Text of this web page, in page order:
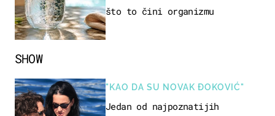
SHOW
"KAO DA SU NOVAK ĐOKOVIĆ"
Jedan od najpoznatijih
što to čini organizmu